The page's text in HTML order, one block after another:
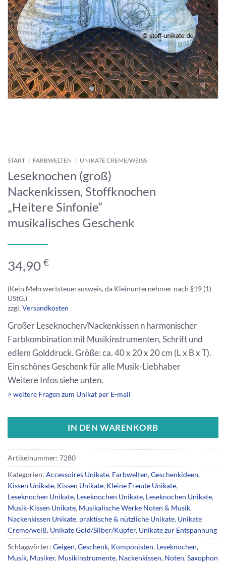
START / FARBWELTEN / UNIKATE CREME/WEISS
Leseknochen (groß)
Nackenkissen, Stoffknochen
„Heitere Sinfonie“
musikalisches Geschenk
34,90 €
(Kein Mehrwertsteuerausweis, da Kleinunternehmer nach §19 (1)
UStG.)
zzgl.Versandkosten
Großer Leseknochen/Nackenkissen n harmonischer
Farbkombination mit Musikinstrumenten, Schrift und
edlem Golddruck. Größe: ca. 40 x 20 x 20 cm (L x B x T).
Ein schönes Geschenk für alle Musik-Liebhaber
Weitere Infos siehe unten.
> weitere Fragen zum Unikat per E-mail
IN DEN WARENKORB
Artikelnummer: 7280
Kategorien: Accessoires Unikate, Farbwelten,Geschenkideen,
Kissen Unikate, Kissen Unikate, Kleine Freude Unikate,
Leseknochen Unikate, Leseknochen Unikate, Leseknochen Unikate,
Musik-Kissen Unikate, Musikalische Werke Noten & Musik,
Nackenkissen Unikate, praktische & nützliche Unikate, Unikate
Creme/weiß, Unikate Gold/Silber/Kupfer, Unikate zur Entspannung
Schlagwörter: Geigen,Geschenk, Komponisten, Leseknochen,
Musik, Musiker, Musikinstrumente, Nackenkissen, Noten,Saxophon